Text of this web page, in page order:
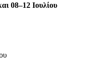
08–12 Ιουλίου